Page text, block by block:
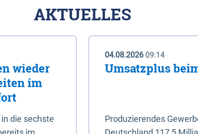
AKTUELLES
wieder
im
die sechste
04.08.2026 09:14
Umsatzplus
Produzierendes